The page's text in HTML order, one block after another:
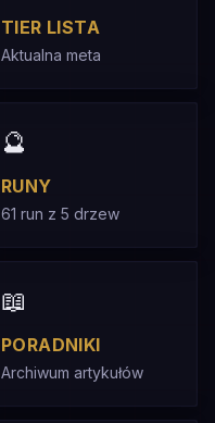
TIER LISTA
Aktualna meta
🔮
RUNY
61 run z 5 drzew
📖
PORADNIKI
Archiwum artykułów